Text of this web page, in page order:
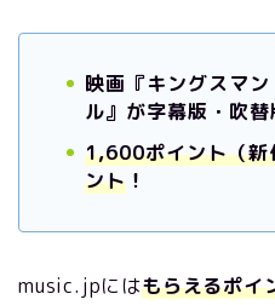
映画『キングスマ
ル』が字幕版・吹
1,600ポイント（新
ント ！
music.jpにはもらえるポイ